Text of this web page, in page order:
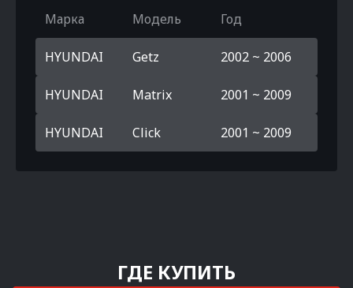
Марка Модель Год
HYUNDAI Getz 2002 ~ 2006
HYUNDAI Matrix 2001 ~ 2009
HYUNDAI Click 2001 ~ 2009
ГДЕ КУПИТЬ